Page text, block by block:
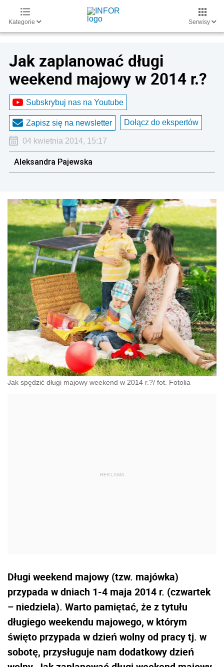
Kategorie Serwisy
Jak zaplanować długi
weekend majowy w 2014 r.?
Subskrybuj nas na Youtube
Zapisz się na newsletter Dołącz do ekspertów
04 kwietnia 2014, 15:17
Aleksandra Pajewska
Jak spędzić długi majowy weekend w 2014 r.?/ fot. Fotolia
Długi weekend majowy (tzw. majówka)
przypada w dniach 1-4 maja 2014 r. (czwartek
– niedziela). Warto pamiętać, że z tytułu
długiego weekendu majowego, w którym
święto przypada w dzień wolny od pracy tj. w
sobotę, przysługuje nam dodatkowy dzień